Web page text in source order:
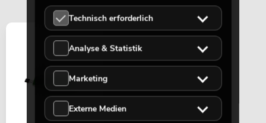
EUROLITE LED TMH-H90 Hybrid
Moving-Head Spot/Wash COB
No. 51786077
Bestand reicht ca. 12 Wo.
Technisch erforderlich
Analyse & Statistik
Marketing
Externe Medien